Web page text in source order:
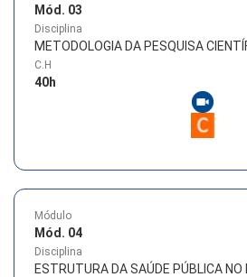
Mód. 03
Disciplina
METODOLOGIA DA PESQUISA
C.H
40h
Módulo
Mód. 04
Disciplina
ESTRUTURA DA SAÚDE PÚBLICA NO